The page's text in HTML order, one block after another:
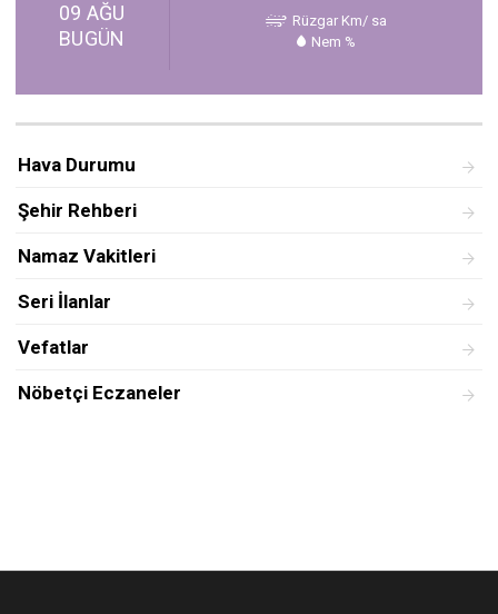
09 AĞU
BUGÜN
Rüzgar Km/ sa
Nem %
Hava Durumu
Şehir Rehberi
Namaz Vakitleri
Seri İlanlar
Vefatlar
Nöbetçi Eczaneler